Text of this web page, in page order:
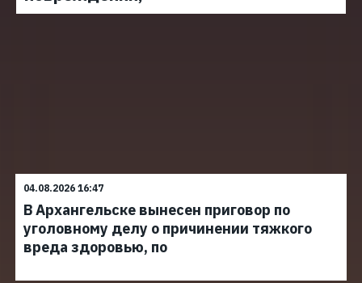
04.08.2026 16:47
В Архангельске вынесен приговор по
уголовному делу о причинении тяжкого
вреда здоровью, по